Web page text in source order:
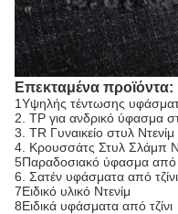
Επεκταμένα προϊόντα:
1Υψηλής τέντωσης
2. ΤΡ για ανδρικό ύφασμα
3. TR Γυναικείο στυλ Ντενίμ
4. Κρουσσάτς Στυλ Σλάμπ
5Παραδοσιακό ύφασμα από
6. Σατέν υφάσματα από τζίνι
7Ειδικό υλικό Ντενίμ
8Ειδικά υφάσματα από τζίνι